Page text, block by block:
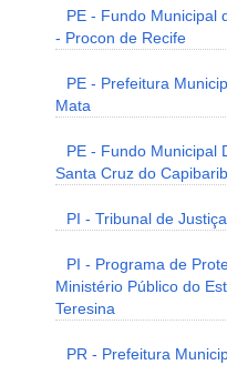
PE - Fundo Municipal
- Procon de Recife
PE - Prefeitura
Mata
PE - Fundo Municipal
Santa Cruz do
PI - Tribunal de
PI - Programa de
Ministério Público do
Teresina
PR - Prefeitura